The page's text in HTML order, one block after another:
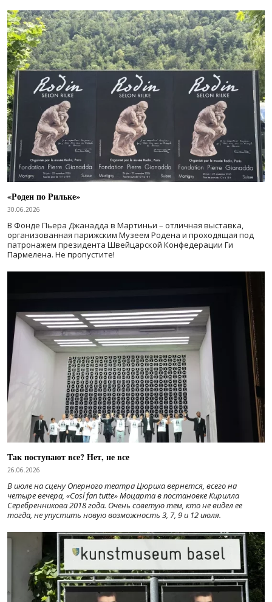
«Роден по Рильке»
30.06.2026
В Фонде Пьера Джанадда в Мартиньи – отличная выставка,
организованная парижским Музеем Родена и проходящая под
патронажем президента Швейцарской Конфедерации Ги
Пармелена. Не пропустите!
Так поступают все? Нет, не все
26.06.2026
В июле на сцену Оперного театра Цюриха вернется, всего на
четыре вечера, «Cosí fan tutte» Моцарта в постановке Кирилла
Серебренникова 2018 года. Очень советую тем, кто не видел ее
тогда, не упустить новую возможность 3, 7, 9 и 12 июля.